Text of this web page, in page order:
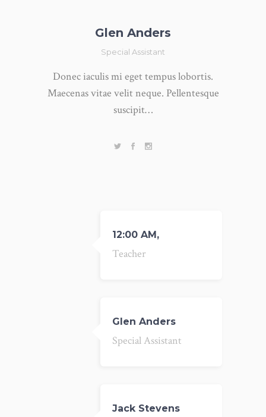
Glen Anders
Special Assistant
Donec iaculis mi eget tempus lobortis.
Maecenas vitae velit neque. Pellentesque
suscipit…
12:00 AM,
Teacher
Glen Anders
Special Assistant
Jack Stevens